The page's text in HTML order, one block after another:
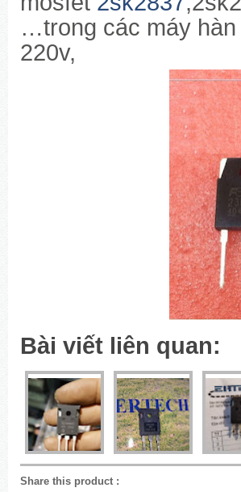
…trong các máy
220v,
Bài viết liên quan:
Share this product :